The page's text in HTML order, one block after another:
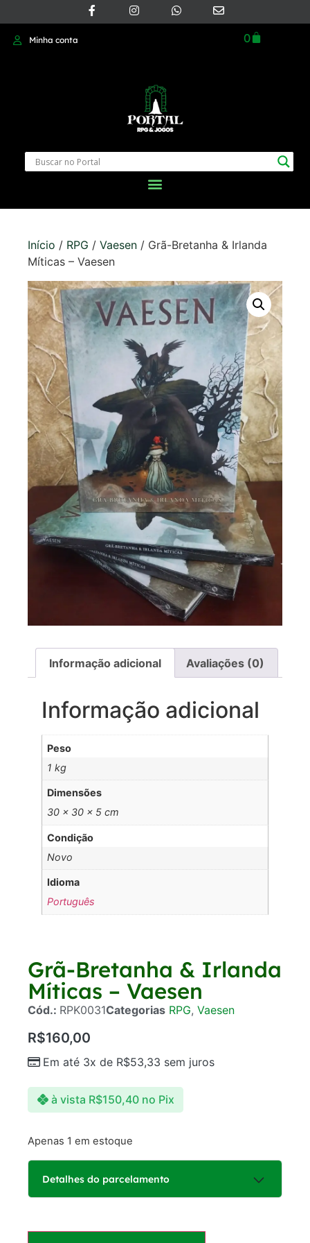
Minha conta 0
Início / RPG / Vaesen / Grã-Bretanha & Irlanda
Míticas – Vaesen
Informação adicional Avaliações (0)
Informação adicional
Peso
1 kg
Dimensões
30 × 30 × 5 cm
Condição
Novo
Idioma
Português
Grã-Bretanha & Irlanda
Míticas – Vaesen
Cód.: RPK0031Categorias RPG, Vaesen
R$160,00
Em até 3x de R$53,33 sem juros
à vista R$150,40 no Pix
Apenas 1 em estoque
Detalhes do parcelamento